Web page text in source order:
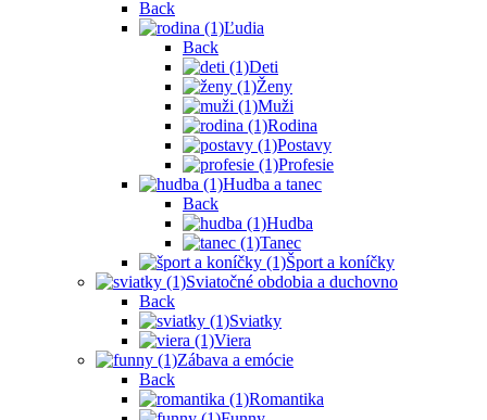
Back
Ľudia
Back
Deti
Ženy
Muži
Rodina
Postavy
Profesie
Hudba a tanec
Back
Hudba
Tanec
Šport a koníčky
Sviatočné obdobia a duchovno
Back
Sviatky
Viera
Zábava a emócie
Back
Romantika